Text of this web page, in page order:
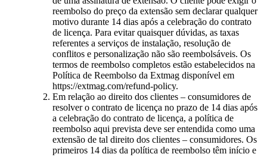
reembolso do preço da extensão sem declarar qualquer
motivo durante 14 dias após a celebração do contrato
de licença. Para evitar quaisquer dúvidas, as taxas
referentes a serviços de instalação, resolução de
conflitos e personalização não são reembolsáveis. Os
termos de reembolso completos estão estabelecidos na
Política de Reembolso da Extmag disponível em
https://extmag.com/refund-policy.
Em relação ao direito dos clientes – consumidores de
resolver o contrato de licença no prazo de 14 dias após
a celebração do contrato de licença, a política de
reembolso aqui prevista deve ser entendida como uma
extensão de tal direito dos clientes – consumidores. Os
primeiros 14 dias da política de reembolso têm início e